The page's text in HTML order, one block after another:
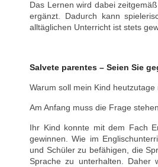
Das Lernen wird dabei
ergänzt. Dadurch kann
alltäglichen Unterricht ist stets
Salvete parentes – Seien Sie
Warum soll mein Kind
Am Anfang muss die Frage
Ihr Kind konnte mit dem Fach
gewinnen. Wie im
und Schüler zu befähigen, die
Sprache zu unterhalten. Daher